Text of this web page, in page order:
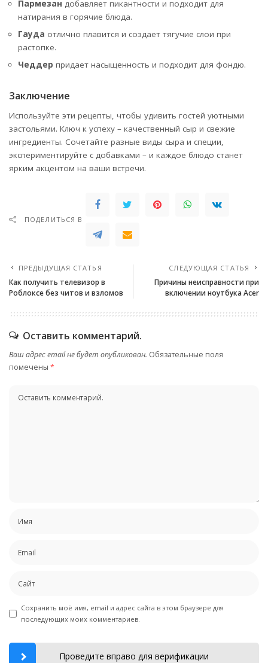
Пармезан добавляет пикантности и подходит для
натирания в горячие блюда.
Гауда отлично плавится и создает тягучие слои при
растопке.
Чеддер придает насыщенность и подходит для фондю.
Заключение
Используйте эти рецепты, чтобы удивить гостей уютными
застольями. Ключ к успеху – качественный сыр и свежие
ингредиенты. Сочетайте разные виды сыра и специи,
экспериментируйте с добавками – и каждое блюдо станет
ярким акцентом на ваши встречи.
ПОДЕЛИТЬСЯ В
ПРЕДЫДУЩАЯ СТАТЬЯ
Как получить телевизор в
Роблоксе без читов и взломов
СЛЕДУЮЩАЯ СТАТЬЯ
Причины неисправности при
включении ноутбука Acer
Оставить комментарий.
Ваш адрес email не будет опубликован. Обязательные поля
помечены *
Сохранить моё имя, email и адрес сайта в этом браузере для
последующих моих комментариев.
Проведите вправо для верификации